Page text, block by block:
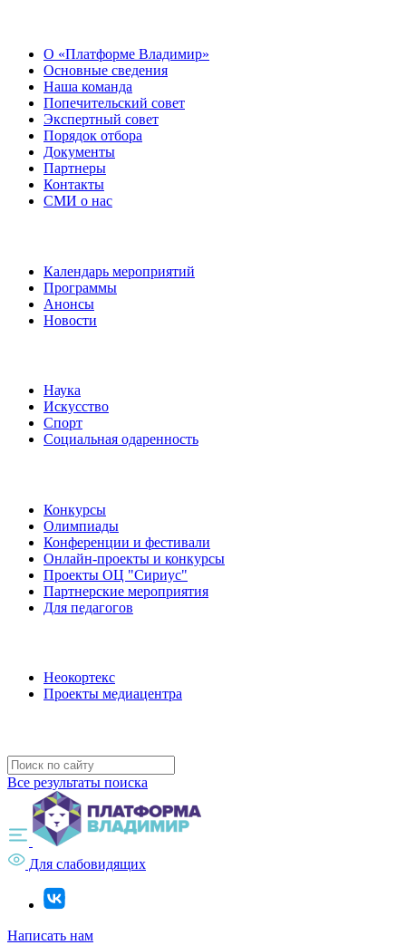
О «Платформе Владимир»
Основные сведения
Наша команда
Попечительский совет
Экспертный совет
Порядок отбора
Документы
Партнеры
Контакты
СМИ о нас
Календарь мероприятий
Программы
Анонсы
Новости
Наука
Искусство
Спорт
Социальная одаренность
Конкурсы
Олимпиады
Конференции и фестивали
Онлайн-проекты и конкурсы
Проекты ОЦ "Сириус"
Партнерские мероприятия
Для педагогов
Неокортекс
Проекты медиацентра
Все результаты поиска
Для слабовидящих
Написать нам